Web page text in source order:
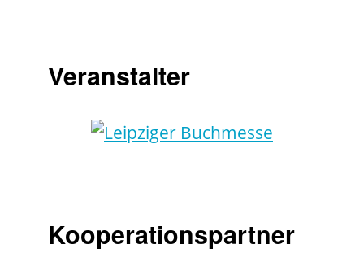
Veranstalter
Kooperationspartner